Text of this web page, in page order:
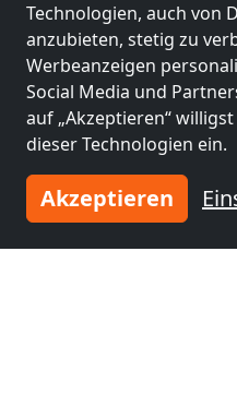
Technologien, auch von
anzubieten, stetig zu
Werbeanzeigen
Social Media und
auf „Akzeptieren“
dieser Technologien ein.
Akzeptieren